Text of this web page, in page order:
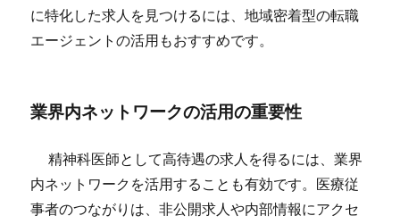
に特化した求人を見つけるには、地域密着型の転職
エージェントの活用もおすすめです。
業界内ネットワークの活用の重要性
精神科医師として高待遇の求人を得るには、業界
内ネットワークを活用することも有効です。医療従
事者のつながりは、非公開求人や内部情報にアクセ